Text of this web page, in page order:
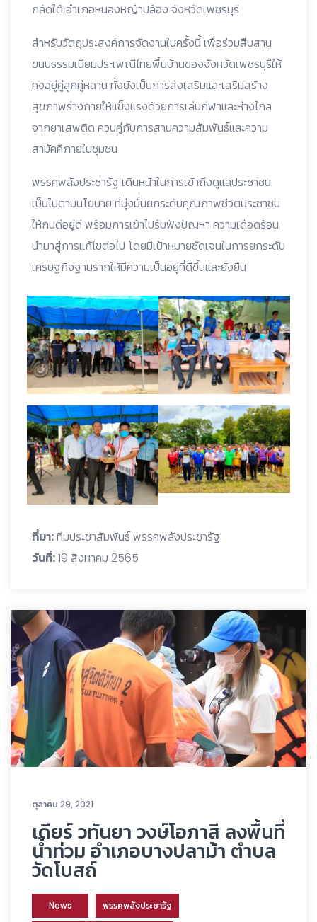
กลัดใต้ อำเภอหนองหญ้าปล้อง จังหวัดเพชรบุรี
สำหรับวัตถุประสงค์การจัดงานในครั้งนี้ เพื่อร่วมสืบสาน
ขนบธรรมเนียมประเพณีไทยพื้นบ้านของจังหวัดเพชรบุรีให้
คงอยู่คู่ลูกคู่หลาน ทั้งยังเป็นการส่งเสริมและเสริมสร้าง
สุขภาพร่างกายให้แข็งแรงด้วยการเล่นกีฬาและห่างไกล
จากยาเสพติด ควบคู่กับการสานความสัมพันธ์และความ
สามัคคีภายในชุมชน
พรรคพลังประชารัฐ เดินหน้าในการเข้าถึงดูแลประชาชน
เป็นไปตามนโยบาย ที่มุ่งมั่นยกระดับคุณภาพชีวิตประชาชน
ให้กินดีอยู่ดี พร้อมการเข้าไปรับฟังปัญหา ความเดือดร้อน
นำมาสู่การแก้ไขต่อไป โดยมีเป้าหมายชัดเจนในการยกระดับ
เศรษฐกิจฐานรากให้มีความเป็นอยู่ที่ดีขึ้นและยั่งยืน
ที่มา:ทีมประชาสัมพันธ์ พรรคพลังประชารัฐ
วันที่:19 สิงหาคม 2565
ตุลาคม 29, 2021
เดียร์ วทันยา วงษ์โอภาสี ลงพื้นที่
น้ำท่วม อำเภอบางปลาม้า ตำบล
วัดโบสถ์
News พรรคพลังประชารัฐ